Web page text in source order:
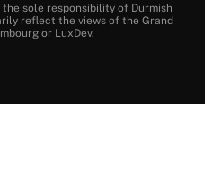
sole responsibility of Durmish
reflect the views of the Grand
or LuxDev.